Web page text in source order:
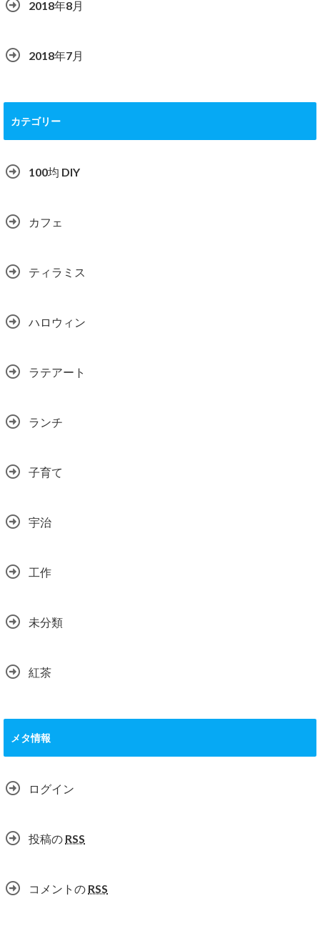
2018年8月
2018年7月
カテゴリー
100均 DIY
カフェ
ティラミス
ハロウィン
ラテアート
ランチ
子育て
宇治
工作
未分類
紅茶
メタ情報
ログイン
投稿の RSS
コメントの RSS